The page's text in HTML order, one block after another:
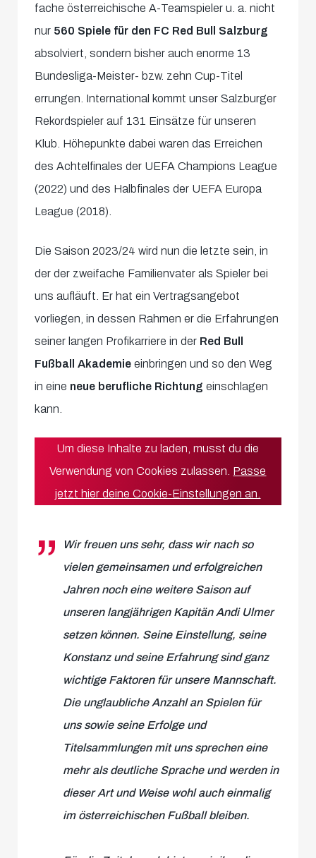
fache österreichische A-Teamspieler u. a. nicht
nur 560 Spiele für den FC Red Bull Salzburg
absolviert, sondern bisher auch enorme 13
Bundesliga-Meister- bzw. zehn Cup-Titel
errungen. International kommt unser Salzburger
Rekordspieler auf 131 Einsätze für unseren
Klub. Höhepunkte dabei waren das Erreichen
des Achtelfinales der UEFA Champions League
(2022) und des Halbfinales der UEFA Europa
League (2018).
Die Saison 2023/24 wird nun die letzte sein, in
der der zweifache Familienvater als Spieler bei
uns aufläuft. Er hat ein Vertragsangebot
vorliegen, in dessen Rahmen er die Erfahrungen
seiner langen Profikarriere in der Red Bull
Fußball Akademie einbringen und so den Weg
in eine neue berufliche Richtung einschlagen
kann.
Um diese Inhalte zu laden, musst du die
Verwendung von Cookies zulassen. Passe
jetzt hier deine Cookie-Einstellungen an.
Wir freuen uns sehr, dass wir nach so
vielen gemeinsamen und erfolgreichen
Jahren noch eine weitere Saison auf
unseren langjährigen Kapitän Andi Ulmer
setzen können. Seine Einstellung, seine
Konstanz und seine Erfahrung sind ganz
wichtige Faktoren für unsere Mannschaft.
Die unglaubliche Anzahl an Spielen für
uns sowie seine Erfolge und
Titelsammlungen mit uns sprechen eine
mehr als deutliche Sprache und werden in
dieser Art und Weise wohl auch einmalig
im österreichischen Fußball bleiben.